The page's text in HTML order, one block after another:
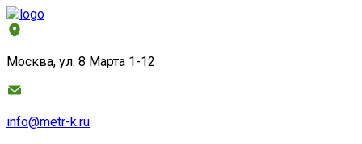
Москва, ул. 8 Марта 1-12
info@metr-k.ru